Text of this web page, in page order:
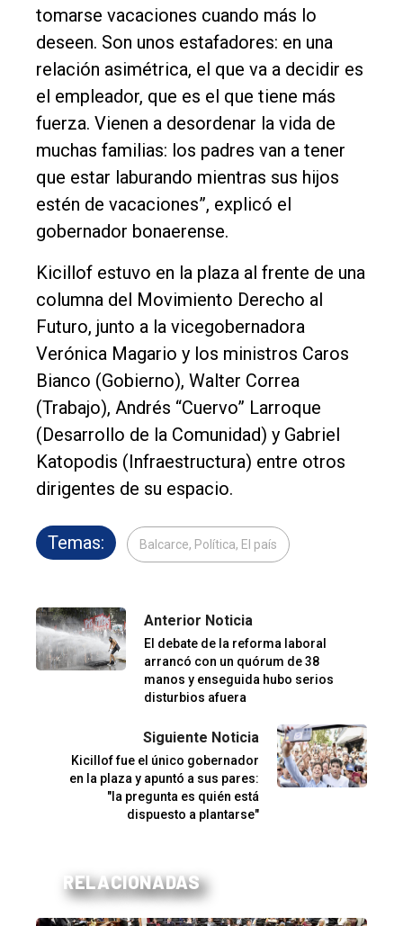
tomarse vacaciones cuando más lo
deseen. Son unos estafadores: en una
relación asimétrica, el que va a decidir es
el empleador, que es el que tiene más
fuerza. Vienen a desordenar la vida de
muchas familias: los padres van a tener
que estar laburando mientras sus hijos
estén de vacaciones”, explicó el
gobernador bonaerense.
Kicillof estuvo en la plaza al frente de una
columna del Movimiento Derecho al
Futuro, junto a la vicegobernadora
Verónica Magario y los ministros Caros
Bianco (Gobierno), Walter Correa
(Trabajo), Andrés “Cuervo” Larroque
(Desarrollo de la Comunidad) y Gabriel
Katopodis (Infraestructura) entre otros
dirigentes de su espacio.
Temas: Balcarce, Política, El país
Anterior Noticia
El debate de la reforma laboral
arrancó con un quórum de 38
manos y enseguida hubo serios
disturbios afuera
Siguiente Noticia
Kicillof fue el único gobernador
en la plaza y apuntó a sus pares:
"la pregunta es quién está
dispuesto a plantarse"
RELACIONADAS